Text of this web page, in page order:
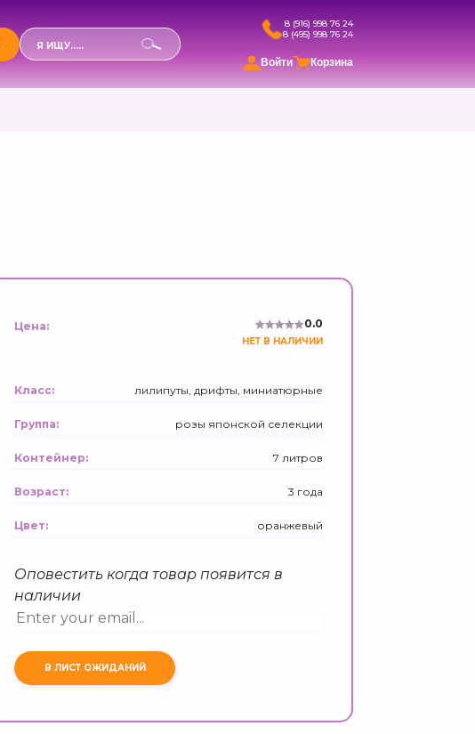
Поиск
товаров
8 (916) 998 76 24
8 (495) 998 76 24
Войти Корзина
Цена: 0.0
НЕТ В НАЛИЧИИ
Класс: лилипуты, дрифты, миниатюрные
Группа: розы японской селекции
Контейнер: 7 литров
Возраст: 3 года
Цвет: оранжевый
Оповестить когда товар появится в
наличии